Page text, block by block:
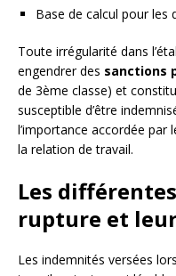
Base de calcul pour les
Toute irrégularité dans
engendrer des sanctions
de 3ème classe) et
susceptible d’être
l’importance accordée par
la relation de travail.
Les
rupture et
Les indemnités versées